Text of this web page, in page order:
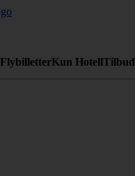
FlybilletterKun HotellTilbud